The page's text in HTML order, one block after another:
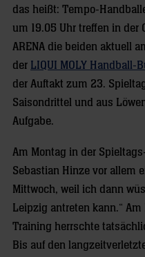
das heißt: Tempo-
um 19.05 Uhr treffen in der
ARENA die beiden aktuell
der LIQUI MOLY Handball-
der Auftakt zum 23.
Saisondrittel und aus
Aufgabe.
Am Montag in der
Sebastian Hinze vor allem
Mittwoch, weil ich dann
Leipzig antreten kann.“
Training herrschte
Bis auf den